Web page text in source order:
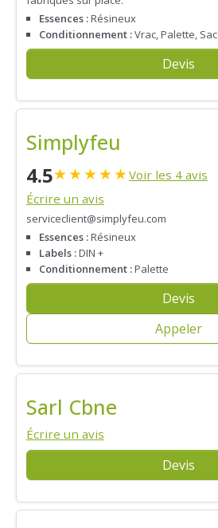
Essences :Résineux
Conditionnement :Vrac, Palette, Sac
Devis
Simplyfeu
4.5★★★★★Voir les 4 avis
Écrire un avis
serviceclient@simplyfeu.com
Essences :Résineux
Labels :DIN +
Conditionnement :Palette
Devis
Appeler
Sarl Cbne
Écrire un avis
Devis